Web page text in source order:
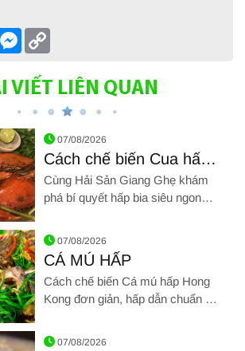
Messenger
VIẾT LIÊN QUAN
chế biến Cua hấp bia
07/08/2026
Cách chế biến Cua hấp
bia
Cùng Hải Sản Giang Ghẹ khám
phá bí quyết hấp bia siêu ngon
HẤP
07/08/2026
CÁ MÚ HẤP
Cách chế biến Cá mú hấp Hong
Kong đơn giản, hấp dẫn chuẩn vị
07/08/2026